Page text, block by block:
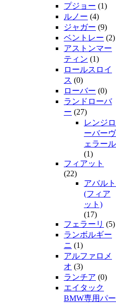
プジョー (1)
ルノー (4)
ジャガー (9)
ベントレー (2)
アストンマー
ティン (1)
ロールスロイ
ス (0)
ローバー (0)
ランドローバ
ー (27)
レンジロ
ーバーヴ
ェラール
(1)
フィアット
(22)
アバルト
(フィア
ット)
(17)
フェラーリ (5)
ランボルギー
ニ (1)
アルファロメ
オ (3)
ランチア (0)
エイタック
BMW専用パー